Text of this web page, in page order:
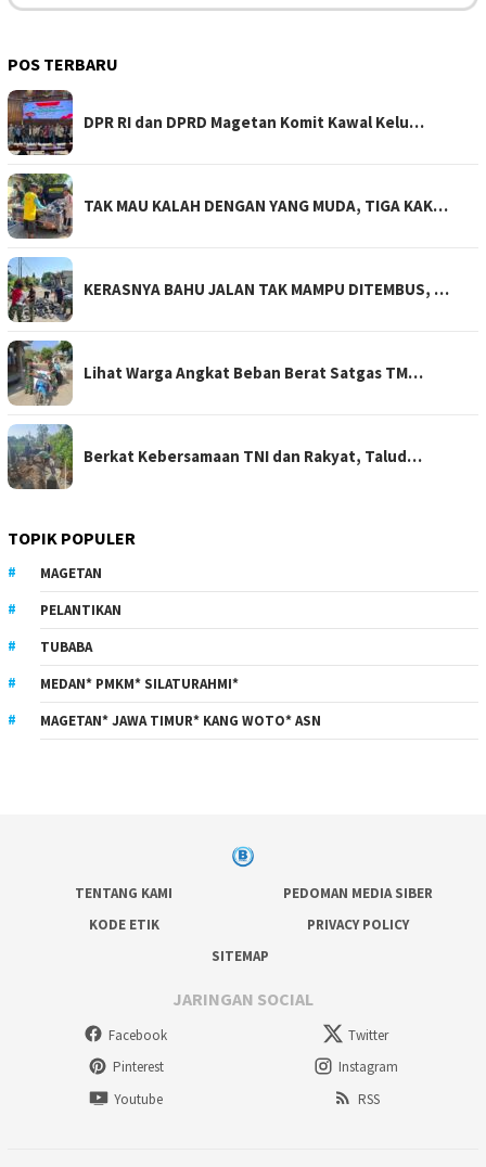
POS TERBARU
DPR RI dan DPRD Magetan Komit Kawal Kelu…
TAK MAU KALAH DENGAN YANG MUDA, TIGA KAK…
KERASNYA BAHU JALAN TAK MAMPU DITEMBUS, …
Lihat Warga Angkat Beban Berat Satgas TM…
Berkat Kebersamaan TNI dan Rakyat, Talud…
TOPIK POPULER
MAGETAN
PELANTIKAN
TUBABA
MEDAN* PMKM* SILATURAHMI*
MAGETAN* JAWA TIMUR* KANG WOTO* ASN
TENTANG KAMI
PEDOMAN MEDIA SIBER
KODE ETIK
PRIVACY POLICY
SITEMAP
JARINGAN SOCIAL
Facebook
Twitter
Pinterest
Instagram
Youtube
RSS